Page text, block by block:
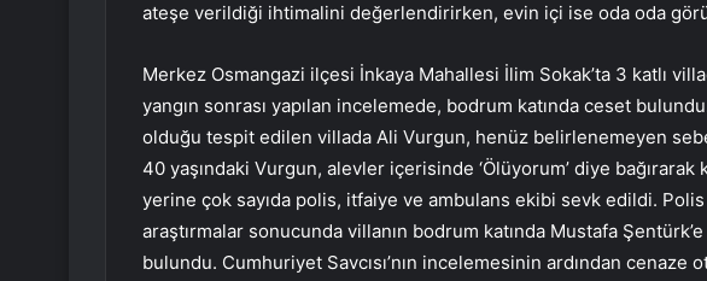
ateşe verildiği ihtimalini değerlendirirken, evin içi ise oda oda
Merkez Osmangazi ilçesi İnkaya Mahallesi İlim Sokak’ta 3 katlı
yangın sonrası yapılan incelemede, bodrum katında ceset
olduğu tespit edilen villada Ali Vurgun, henüz belirlenemeyen
40 yaşındaki Vurgun, alevler içerisinde ‘Ölüyorum’ diye bağırarak
yerine çok sayıda polis, itfaiye ve ambulans ekibi sevk edildi.
araştırmalar sonucunda villanın bodrum katında Mustafa
bulundu. Cumhuriyet Savcısı’nın incelemesinin ardından cenaze